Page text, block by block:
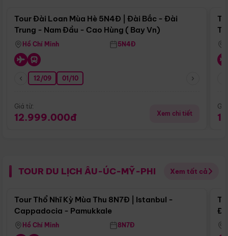
Tour Đài Loan Mùa Hè 5N4Đ | Đài Bắc - Đài
Trung - Nam Đầu - Cao Hùng ( Bay Vn)
Hồ Chí Minh 5N4Đ
12/09 01/10
Giá từ:
12.999.000đ Xem chi tiết
TOUR DU LỊCH ÂU-ÚC-MỸ-PHI Xem tất cả
Điểm nổi bật
Tour Thổ Nhĩ Kỳ Mùa Thu 8N7Đ | Istanbul -
Cappadocia - Pamukkale
Hồ Chí Minh 8N7Đ